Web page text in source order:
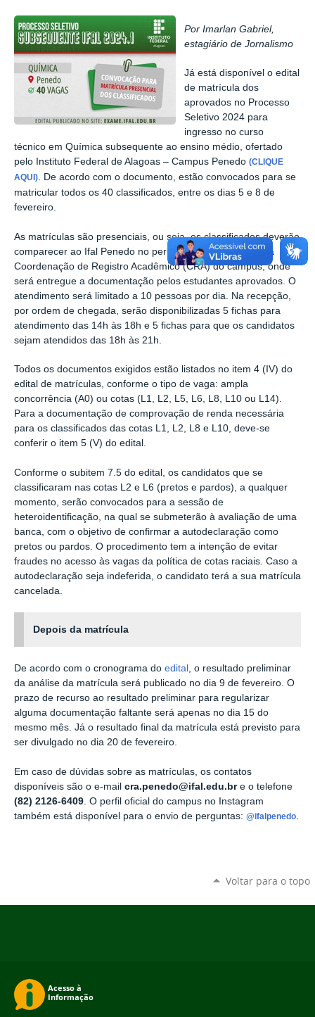
Por Imarlan Gabriel,
estagiário de Jornalismo
Já está disponível o edital
de matrícula dos
aprovados no Processo
Seletivo 2024 para
ingresso no curso
técnico em Química subsequente ao ensino médio, ofertado
pelo Instituto Federal de Alagoas – Campus Penedo (CLIQUE
AQUI). De acordo com o documento, estão convocados para se
matricular todos os 40 classificados, entre os dias 5 e 8 de
fevereiro.
As matrículas são presenciais, ou seja, os classificados deverão
comparecer ao Ifal Penedo no período acima e dirigir-se à
Coordenação de Registro Acadêmico (CRA) do campus, onde
será entregue a documentação pelos estudantes aprovados. O
atendimento será limitado a 10 pessoas por dia. Na recepção,
por ordem de chegada, serão disponibilizadas 5 fichas para
atendimento das 14h às 18h e 5 fichas para que os candidatos
sejam atendidos das 18h às 21h.
Todos os documentos exigidos estão listados no item 4 (IV) do
edital de matrículas, conforme o tipo de vaga: ampla
concorrência (A0) ou cotas (L1, L2, L5, L6, L8, L10 ou L14).
Para a documentação de comprovação de renda necessária
para os classificados das cotas L1, L2, L8 e L10, deve-se
conferir o item 5 (V) do edital.
Conforme o subitem 7.5 do edital, os candidatos que se
classificaram nas cotas L2 e L6 (pretos e pardos), a qualquer
momento, serão convocados para a sessão de
heteroidentificação, na qual se submeterão à avaliação de uma
banca, com o objetivo de confirmar a autodeclaração como
pretos ou pardos. O procedimento tem a intenção de evitar
fraudes no acesso às vagas da política de cotas raciais. Caso a
autodeclaração seja indeferida, o candidato terá a sua matrícula
cancelada.
Depois da matrícula
De acordo com o cronograma do edital , o resultado preliminar
da análise da matrícula será publicado no dia 9 de fevereiro. O
prazo de recurso ao resultado preliminar para regularizar
alguma documentação faltante será apenas no dia 15 do
mesmo mês. Já o resultado final da matrícula está previsto para
ser divulgado no dia 20 de fevereiro.
Em caso de dúvidas sobre as matrículas, os contatos
disponíveis são o e-mail cra.penedo@ifal.edu.bre o telefone
(82) 2126-6409. O perfil oficial do campus no Instagram
também está disponível para o envio de perguntas: @ifalpenedo.
Voltar para o topo